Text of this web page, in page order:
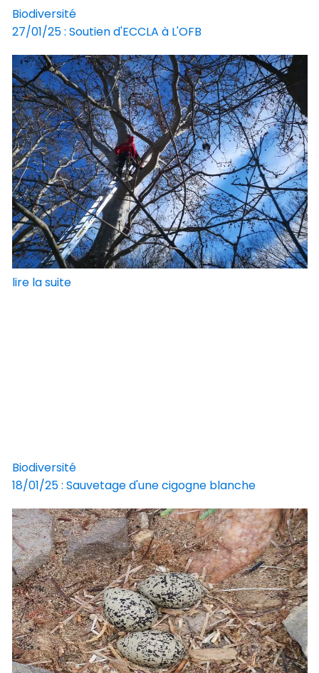
Biodiversité
27/01/25 : Soutien d'ECCLA à L'OFB
lire la suite
Biodiversité
18/01/25 : Sauvetage d'une cigogne blanche